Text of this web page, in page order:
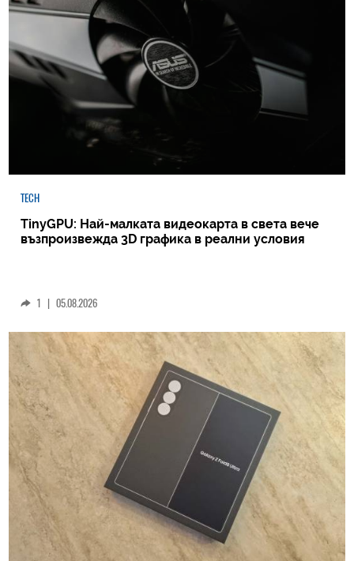
TECH
TinyGPU: Най-малката видеокарта в света вече
възпроизвежда 3D графика в реални условия
1 | 05.08.2026